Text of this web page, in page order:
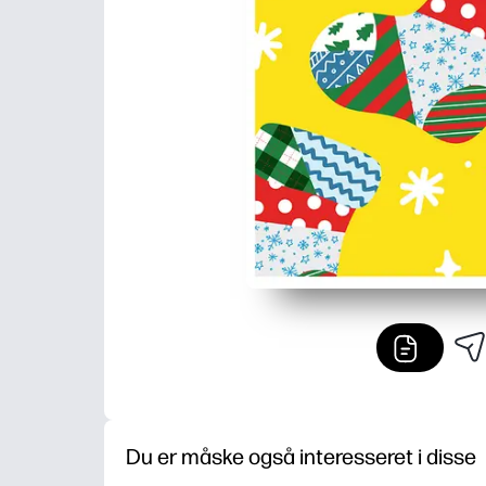
Du er måske også interesseret i disse